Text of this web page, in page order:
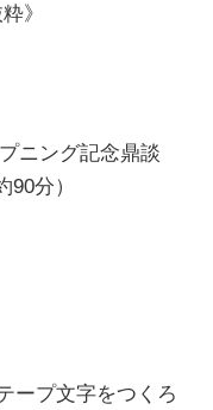
》
ニング記念鼎談
分）
ープ文字をつくろ